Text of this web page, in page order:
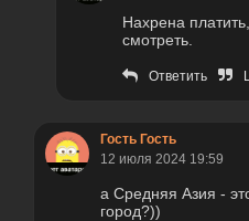
Нахрена
смотреть.
Ответить
Гость Гость
12 июля 2024 19:59
а Средняя Азия -
город?))